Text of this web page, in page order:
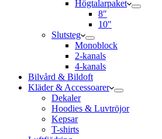
Högtalarpaket
8″
10″
Slutsteg
Monoblock
2-kanals
4-kanals
Bilvård & Bildoft
Kläder & Accessoarer
Dekaler
Hoodies & Luvtröjor
Kepsar
T-shirts